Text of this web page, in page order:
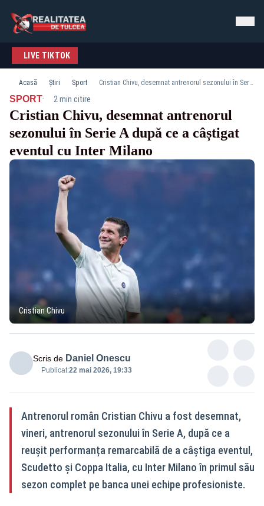
LIVE TIKTOK
Acasă Știri Sport Cristian Chivu, desemnat antrenorul sezonului în Serie A după ce a câștigat eventul cu Inter Milano
SPORT· 2 min citire
Cristian Chivu, desemnat antrenorul
sezonului în Serie A după ce a câștigat
eventul cu Inter Milano
Cristian Chivu
Scris de Daniel Onescu
Publicat:22 mai 2026, 19:33
Antrenorul român Cristian Chivu a fost desemnat,
vineri, antrenorul sezonului în Serie A, după ce a
reușit performanța remarcabilă de a câștiga eventul,
Scudetto și Coppa Italia, cu Inter Milano în primul său
sezon complet pe banca unei echipe profesioniste.